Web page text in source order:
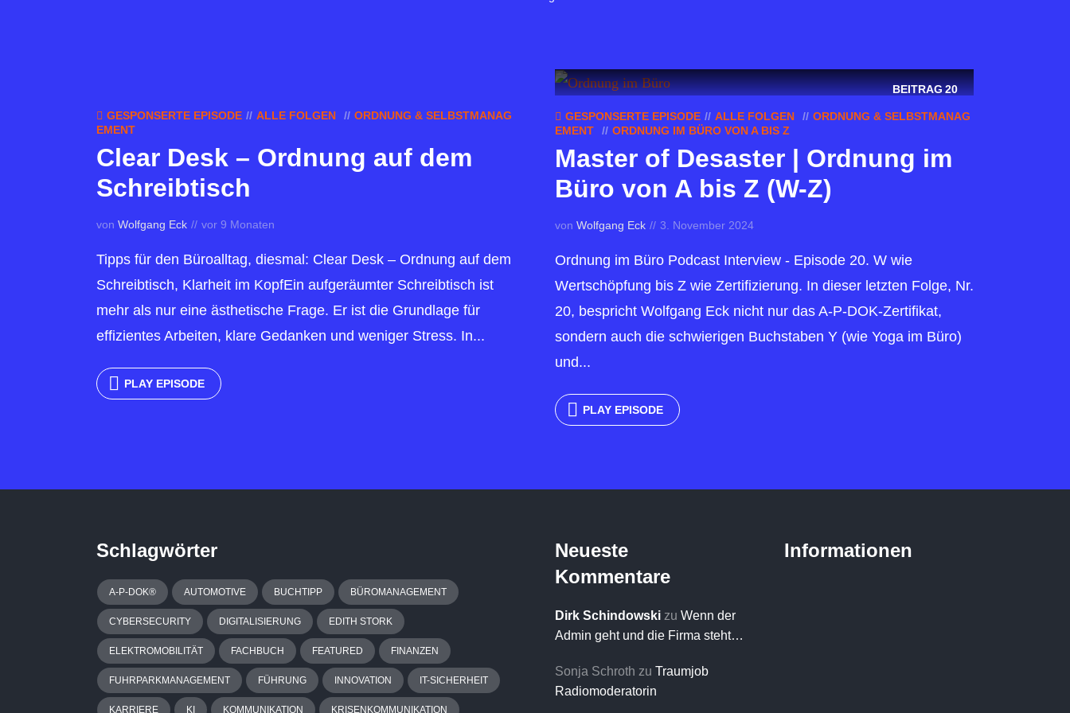
GESPONSERTE EPISODE ALLE FOLGEN
ORDNUNG & SELBSTMANAG
EMENT
Clear Desk – Ordnung auf dem
Schreibtisch
von Wolfgang Eck vor 9 Monaten
Tipps für den Büroalltag, diesmal: Clear Desk – Ordnung auf dem
Schreibtisch, Klarheit im KopfEin aufgeräumter Schreibtisch ist
mehr als nur eine ästhetische Frage. Er ist die Grundlage für
effizientes Arbeiten, klare Gedanken und weniger Stress. In...
PLAY EPISODE
BEITRAG20
GESPONSERTE EPISODE ALLE FOLGEN
ORDNUNG & SELBSTMANAG
EMENT
ORDNUNG IM BÜRO VON A BIS Z
Master of Desaster | Ordnung im
Büro von A bis Z (W-Z)
von Wolfgang Eck 3. November 2024
Ordnung im Büro Podcast Interview - Episode 20. W wie
Wertschöpfung bis Z wie Zertifizierung. In dieser letzten Folge, Nr.
20, bespricht Wolfgang Eck nicht nur das A-P-DOK-Zertifikat,
sondern auch die schwierigen Buchstaben Y (wie Yoga im Büro)
und...
PLAY EPISODE
Schlagwörter
A-P-DOK® AUTOMOTIVE BUCHTIPP BÜROMANAGEMENT
CYBERSECURITY DIGITALISIERUNG EDITH STORK
ELEKTROMOBILITÄT FACHBUCH FEATURED FINANZEN
FUHRPARKMANAGEMENT FÜHRUNG INNOVATION IT-SICHERHEIT
KARRIERE KI KOMMUNIKATION KRISENKOMMUNIKATION
Neueste
Kommentare
Dirk Schindowski zu Wenn der
Admin geht und die Firma steht…
Sonja Schroth zu Traumjob
Radiomoderatorin
Informationen